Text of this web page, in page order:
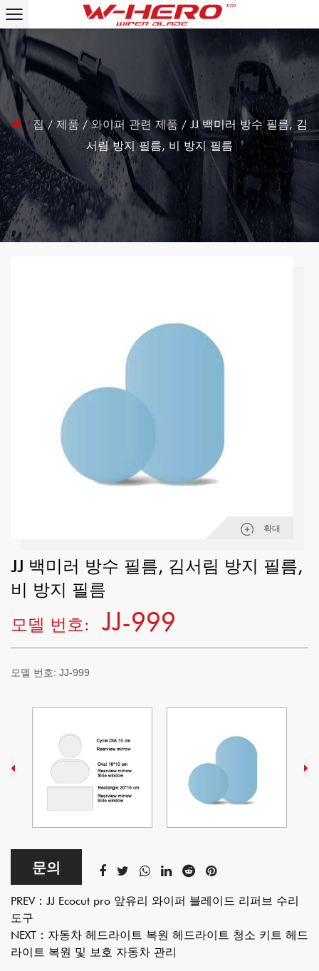
집/ 제품/와이퍼 관련 제품 / JJ 백미러 방수 필름, 김
서림 방지 필름, 비 방지 필름
확대
JJ 백미러 방수 필름, 김서림 방지 필름,
비 방지 필름
모델 번호:
JJ-999
모델 번호: JJ-999
문의
PREV： JJ Ecocut pro 앞유리 와이퍼 블레이드 리퍼브 수리
도구
NEXT： 자동차 헤드라이트 복원 헤드라이트 청소 키트 헤드
라이트 복원 및 보호 자동차 관리